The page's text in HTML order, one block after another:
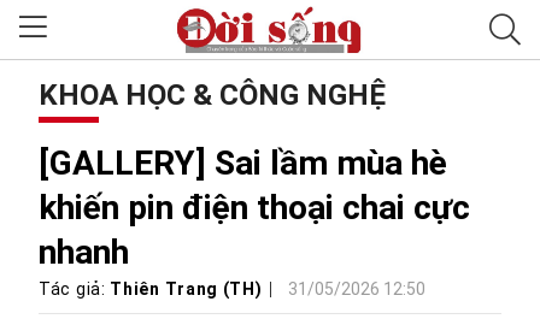
KHOA HỌC & CÔNG NGHỆ
[GALLERY] Sai lầm mùa hè
khiến pin điện thoại chai cực
nhanh
Tác giả: Thiên Trang (TH) 31/05/2026 12:50